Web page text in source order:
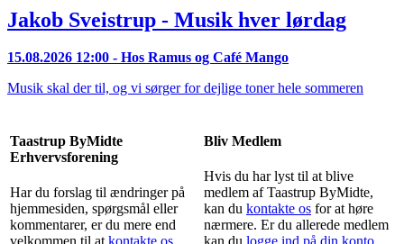
Jakob Sveistrup - Musik hver lørdag
15.08.2026 12:00 - Hos Ramus og Café Mango
Musik skal der til, og vi sørger for dejlige toner hele sommeren
Taastrup ByMidte
Erhvervsforening
Har du forslag til ændringer på
hjemmesiden, spørgsmål eller
kommentarer, er du mere end
velkommen til at kontakte os.
Bliv Medlem
Hvis du har lyst til at blive
medlem af Taastrup ByMidte,
kan du kontakte os for at høre
nærmere. Er du allerede medlem
kan du logge ind på din konto.